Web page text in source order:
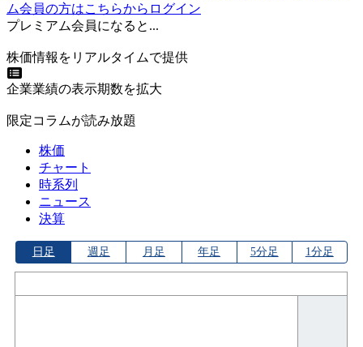
ム会員の方はこちらからログイン
プレミアム会員になると...
株価情報をリアルタイムで提供
企業業績の表示期数を拡大
限定コラムが読み放題
株価
チャート
時系列
ニュース
決算
日足 週足 月足 年足 5分足 1分足